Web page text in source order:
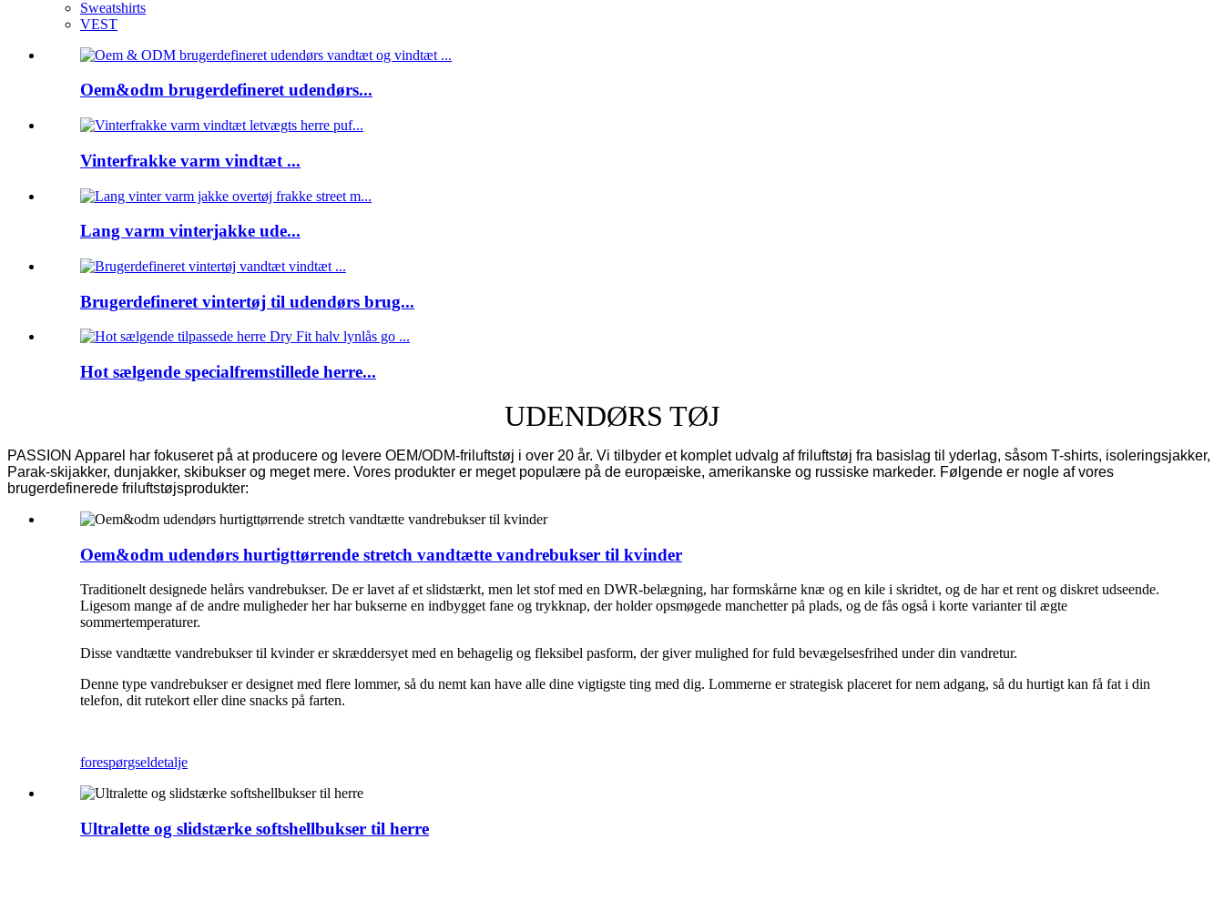
Sweatshirts
VEST
Oem&odm brugerdefineret udendørs...
Vinterfrakke varm vindtæt ...
Lang varm vinterjakke ude...
Brugerdefineret vintertøj til udendørs brug...
Hot sælgende specialfremstillede herre...
UDENDØRS TØJ
PASSION Apparel har fokuseret på at producere og levere OEM/ODM-friluftstøj i over 20 år. Vi tilbyder et komplet udvalg af friluftstøj fra basislag til yderlag, såsom T-shirts, isoleringsjakker,
Parak-skijakker, dunjakker, skibukser og meget mere. Vores produkter er meget populære på de europæiske, amerikanske og russiske markeder. Følgende er nogle af vores
brugerdefinerede friluftstøjsprodukter:
Oem&odm udendørs hurtigttørrende stretch vandtætte vandrebukser til kvinder
Traditionelt designede helårs vandrebukser. De er lavet af et slidstærkt, men let stof med en DWR-belægning, har formskårne knæ og en kile i skridtet, og de har et rent og diskret udseende.
Ligesom mange af de andre muligheder her har bukserne en indbygget fane og trykknap, der holder opsmøgede manchetter på plads, og de fås også i korte varianter til ægte
sommertemperaturer.
Disse vandtætte vandrebukser til kvinder er skræddersyet med en behagelig og fleksibel pasform, der giver mulighed for fuld bevægelsesfrihed under din vandretur.
Denne type vandrebukser er designet med flere lommer, så du nemt kan have alle dine vigtigste ting med dig. Lommerne er strategisk placeret for nem adgang, så du hurtigt kan få fat i din
telefon, dit rutekort eller dine snacks på farten.
forespørgseldetalje
Ultralette og slidstærke softshellbukser til herre